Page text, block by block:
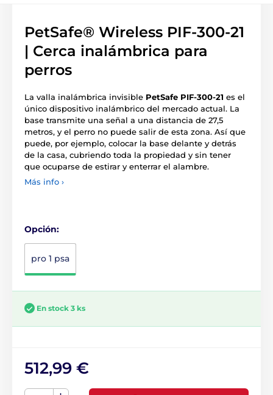
PetSafe® Wireless PIF-300-21
| Cerca inalámbrica para
perros
La valla inalámbrica invisible PetSafe PIF-300-21 es el
único dispositivo inalámbrico del mercado actual. La
base transmite una señal a una distancia de 27,5
metros, y el perro no puede salir de esta zona. Así que
puede, por ejemplo, colocar la base delante y detrás
de la casa, cubriendo toda la propiedad y sin tener
que ocuparse de estirar y enterrar el alambre.
Más info ›
Opción:
pro 1 psa
En stock 3 ks
512,99 €